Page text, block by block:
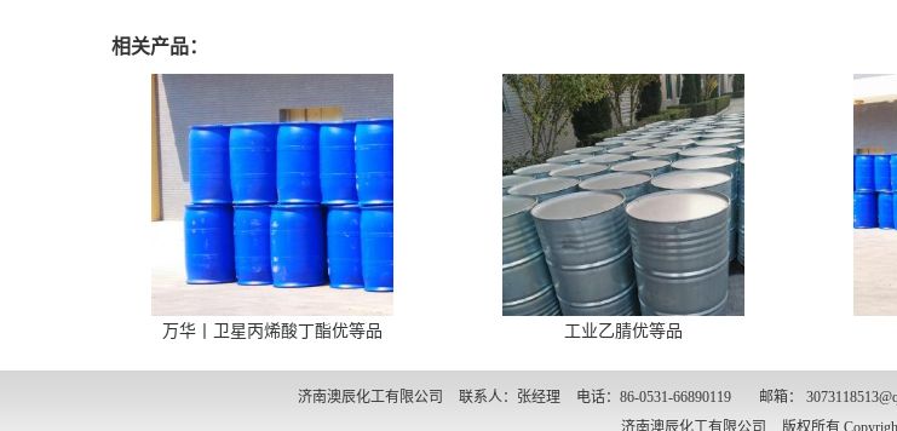
相关产品：
万华丨卫星丙烯酸丁酯优等品 工业乙腈优等品
济南澳辰化工有限公司 联系人：张经理 电话：86-0531-66890119 邮箱：
济南澳辰化工有限公司
版权所有